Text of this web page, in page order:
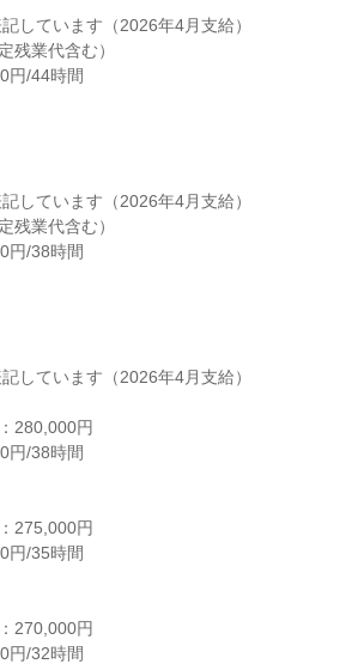
しています（2026年4月支給）
残業代含む）
円/44時間
しています（2026年4月支給）
残業代含む）
円/38時間
しています（2026年4月支給）
280,000円
円/38時間
275,000円
円/35時間
270,000円
円/32時間